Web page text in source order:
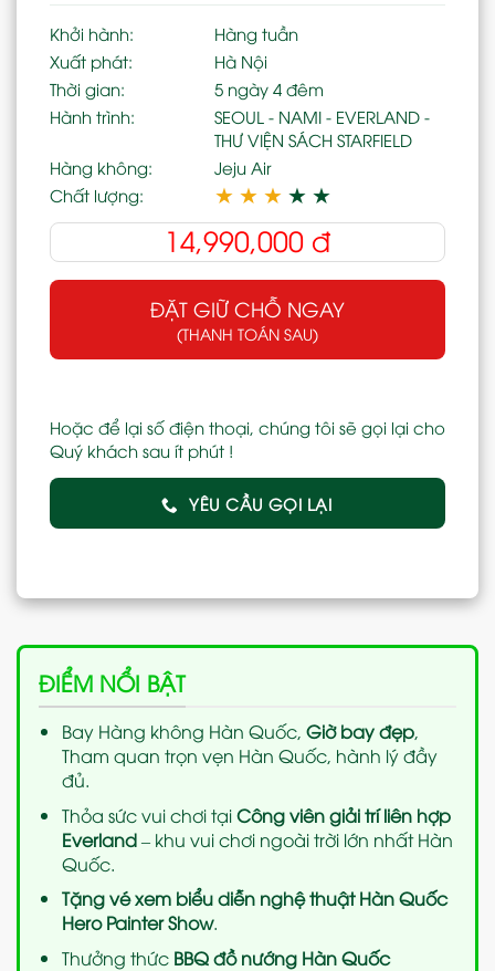
Khởi hành:
Hàng tuần
Xuất phát:
Hà Nội
Thời gian:
5 ngày 4 đêm
Hành trình:
SEOUL - NAMI - EVERLAND -
THƯ VIỆN SÁCH STARFIELD
Hàng không:
Jeju Air
Chất lượng:
★ ★ ★ ★ ★
14,990,000 đ
ĐẶT GIỮ CHỖ NGAY
(THANH TOÁN SAU)
Hoặc để lại số điện thoại, chúng tôi sẽ gọi lại cho
Quý khách sau ít phút !
YÊU CẦU GỌI LẠI
ĐIỂM NỔI BẬT
Bay Hàng không Hàn Quốc, Giờ bay đẹp,
Tham quan trọn vẹn Hàn Quốc, hành lý đầy
đủ.
Thỏa sức vui chơi tạiCông viên giải trí liên hợp
Everland– khu vui chơi ngoài trời lớn nhất Hàn
Quốc.
Tặng vé xem biểu diễn nghệ thuật Hàn Quốc
Hero Painter Show.
Thưởng thức BBQ đồ nướng Hàn Quốc